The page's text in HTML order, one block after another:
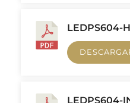
LEDPS604-
LEDPS604-